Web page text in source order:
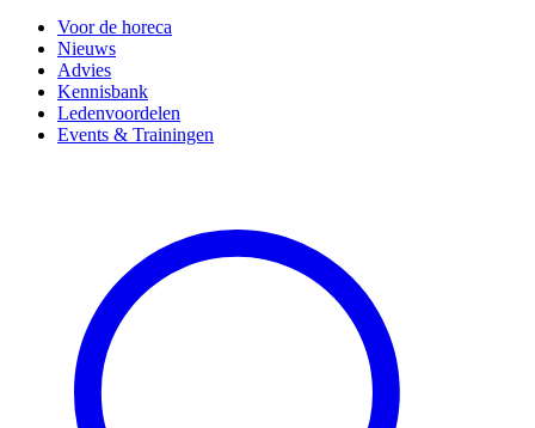
Voor de horeca
Nieuws
Advies
Kennisbank
Ledenvoordelen
Events & Trainingen